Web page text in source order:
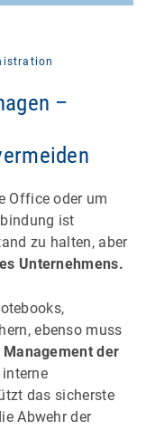
–
Office oder um
ist
zu halten, aber
Unternehmens.
ebenso muss
Management der
das sicherste
Abwehr der